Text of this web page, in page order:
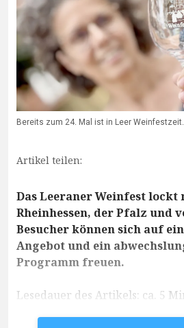
Bereits zum 24. Mal ist in Leer
Artikel teilen:
Das Leeraner Weinfest lockt
Rheinhessen, der Pfalz und
Besucher können sich auf
Angebot und ein
Programm freuen.
Lesedauer des Artikels: ca. 5